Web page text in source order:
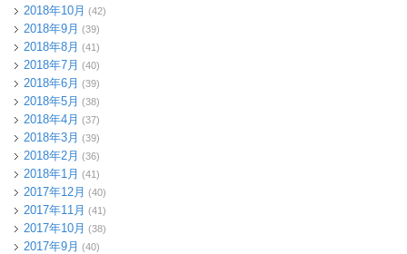
2018年10月 (42)
2018年9月 (39)
2018年8月 (41)
2018年7月 (40)
2018年6月 (39)
2018年5月 (38)
2018年4月 (37)
2018年3月 (39)
2018年2月 (36)
2018年1月 (41)
2017年12月 (40)
2017年11月 (41)
2017年10月 (38)
2017年9月 (40)